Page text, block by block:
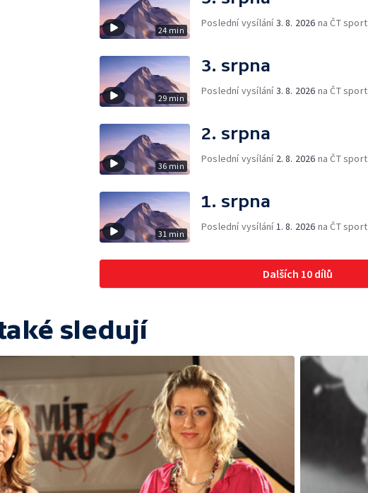
24 min
Poslední vysílání3. 8. 2026 na ČT sport
29 min
3. srpna
Poslední vysílání3. 8. 2026 na ČT sport
36 min
2. srpna
Poslední vysílání 2. 8. 2026 na ČT sport
31 min
1. srpna
Poslední vysílání 1. 8. 2026 na ČT sport
Dalších 10 dílů
sledují